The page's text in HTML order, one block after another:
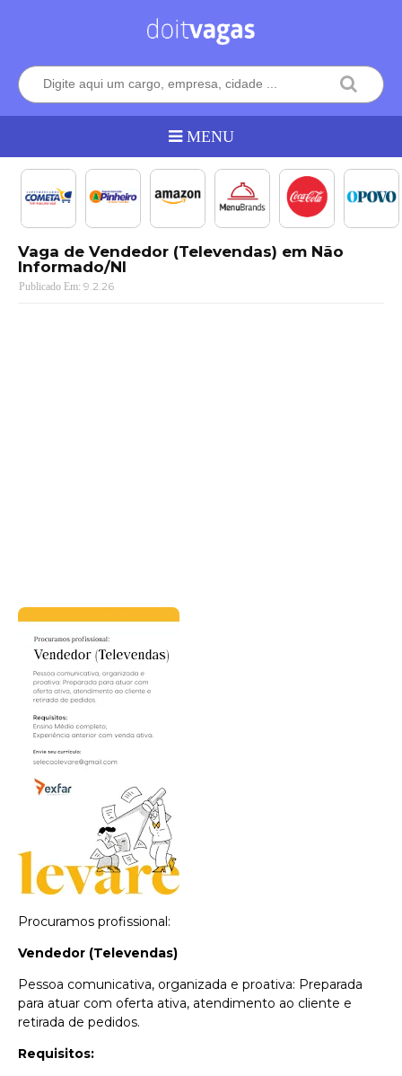
Vaga de Vendedor (Televendas) em Não
Informado/NI
9.2.26
Procuramos profissional:
Vendedor (Televendas)
Pessoa comunicativa, organizada e proativa: Preparada
para atuar com oferta ativa, atendimento ao cliente e
retirada de pedidos.
Requisitos: